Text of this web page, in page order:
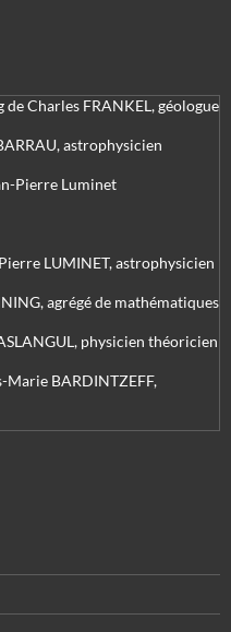
Charles FRANKEL, géologue
astrophysicien
Pierre Luminet
LUMINET, astrophysicien
agrégé de mathématiques
physicien théoricien
Marie BARDINTZEFF,